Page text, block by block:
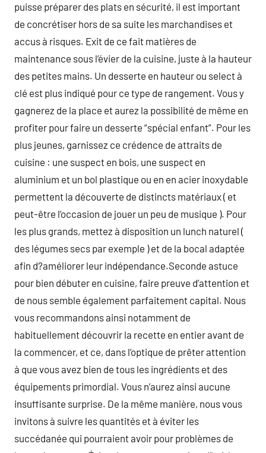
puisse préparer des plats en sécurité, il est important
de concrétiser hors de sa suite les marchandises et
accus à risques. Exit de ce fait matières de
maintenance sous l’évier de la cuisine, juste à la hauteur
des petites mains. Un desserte en hauteur ou select à
clé est plus indiqué pour ce type de rangement. Vous y
gagnerez de la place et aurez la possibilité de même en
profiter pour faire un desserte “spécial enfant”. Pour les
plus jeunes, garnissez ce crédence de attraits de
cuisine : une suspect en bois, une suspect en
aluminium et un bol plastique ou en en acier inoxydable
permettent la découverte de distincts matériaux ( et
peut-être l’occasion de jouer un peu de musique ). Pour
les plus grands, mettez à disposition un lunch naturel (
des légumes secs par exemple ) et de la bocal adaptée
afin d?améliorer leur indépendance.Seconde astuce
pour bien débuter en cuisine, faire preuve d’attention et
de nous semble également parfaitement capital. Nous
vous recommandons ainsi notamment de
habituellement découvrir la recette en entier avant de
la commencer, et ce, dans l’optique de prêter attention
à que vous avez bien de tous les ingrédients et des
équipements primordial. Vous n’aurez ainsi aucune
insuffisante surprise. De la même manière, nous vous
invitons à suivre les quantités et à éviter les
succédanée qui pourraient avoir pour problèmes de